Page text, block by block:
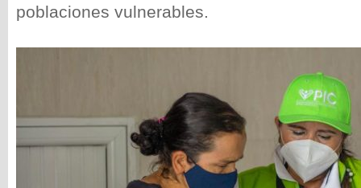
poblaciones vulnerables.